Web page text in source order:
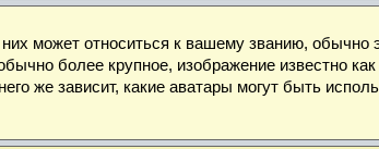
может относиться к вашему званию, обычно
более крупное, изображение известно
же зависит, какие аватары могут быть